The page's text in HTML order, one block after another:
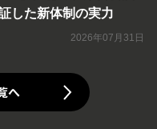
した新体制の実力
2026年07月31日
へ